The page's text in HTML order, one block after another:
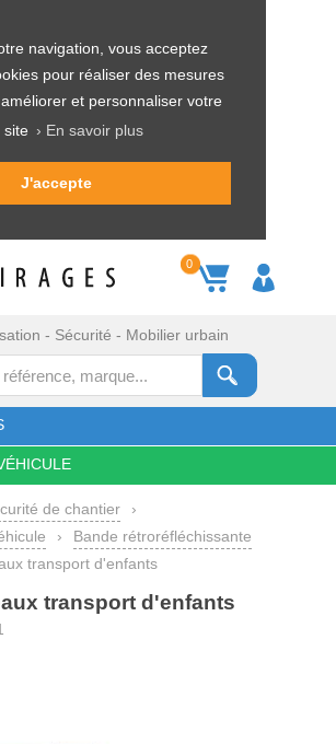
navigation, vous acceptez
pour réaliser des mesures
et personnaliser votre
site › En savoir plus
J'accepte
0
- Sécurité - Mobilier urbain
de chantier
›
›
Bande rétroréfléchissante
transport d'enfants
transport d'enfants